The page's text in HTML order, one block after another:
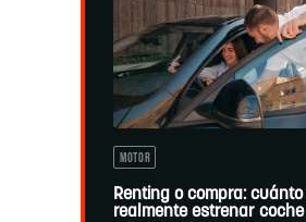
MOTOR
Renting o compra:
realmente estrenar coche